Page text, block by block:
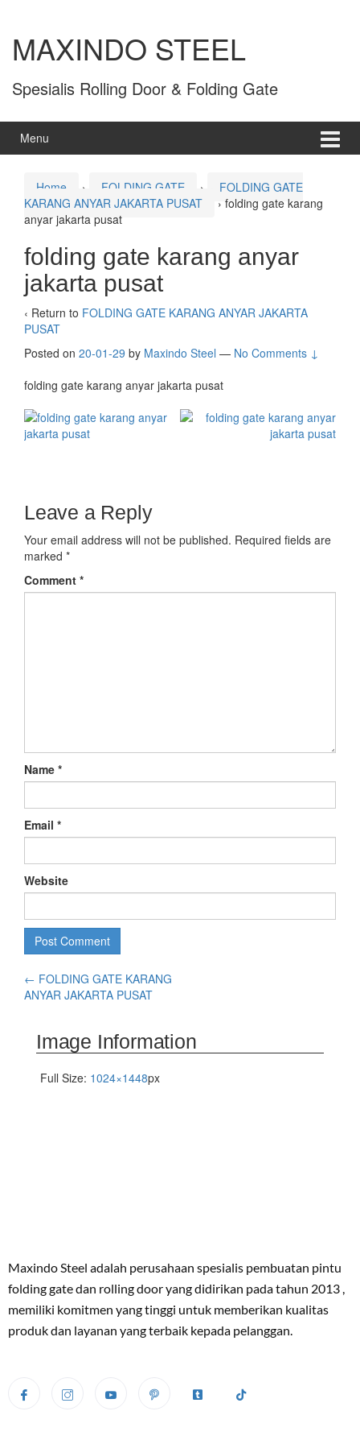
MAXINDO STEEL
Spesialis Rolling Door & Folding Gate
Menu
Home › FOLDING GATE ›
FOLDING GATE
KARANG ANYAR JAKARTA PUSAT
› folding gate karang
anyar jakarta pusat
folding gate karang anyar
jakarta pusat
‹ Return to FOLDING GATE KARANG ANYAR JAKARTA
PUSAT
Posted on 20-01-29 by Maxindo Steel — No Comments ↓
folding gate karang anyar jakarta pusat
Leave a Reply
Your email address will not be published. Required fields are
marked *
Comment *
Name *
Email *
Website
← FOLDING GATE KARANG
ANYAR JAKARTA PUSAT
Image Information
Full Size: 1024×1448px
Maxindo Steel adalah perusahaan spesialis pembuatan pintu
folding gate dan rolling door yang didirikan pada tahun 2013 ,
memiliki komitmen yang tinggi untuk memberikan kualitas
produk dan layanan yang terbaik kepada pelanggan.